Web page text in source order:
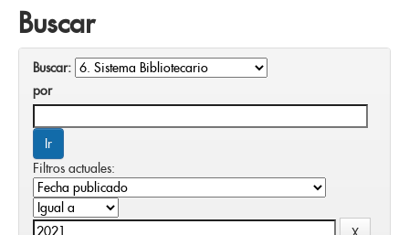
Buscar
Buscar:
por
Filtros actuales: